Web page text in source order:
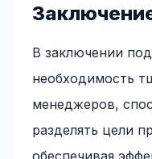
В заключении
необходимость
менеджеров,
разделять цели
обеспечивая